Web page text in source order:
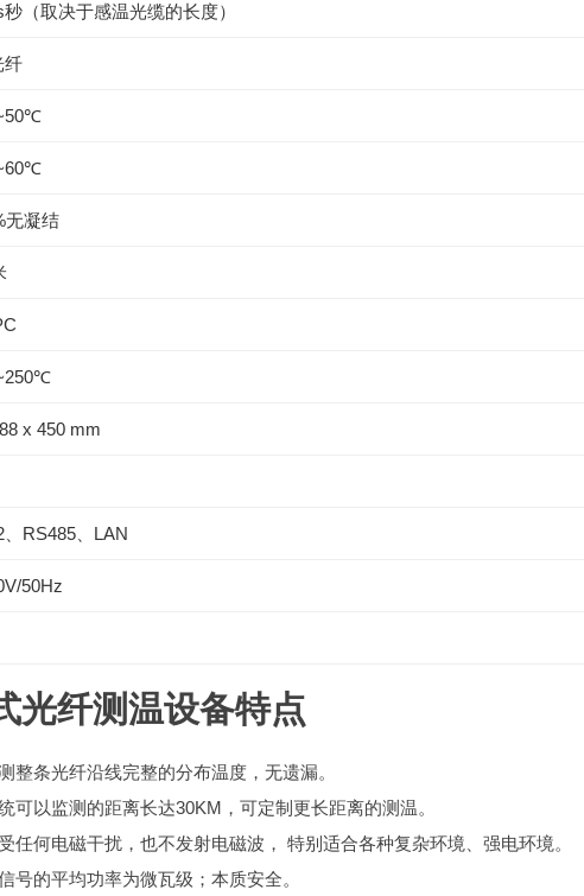
（取决于感温光缆的长度）
纤
无凝结
x 450 mm
、RS485、LAN
50Hz
光纤测温设备特点
条光纤沿线完整的分布温度，无遗漏。
以监测的距离长达30KM，可定制更长距离的测温。
何电磁干扰，也不发射电磁波， 特别适合各种复杂环境、强电环境。
的平均功率为微瓦级；本质安全。